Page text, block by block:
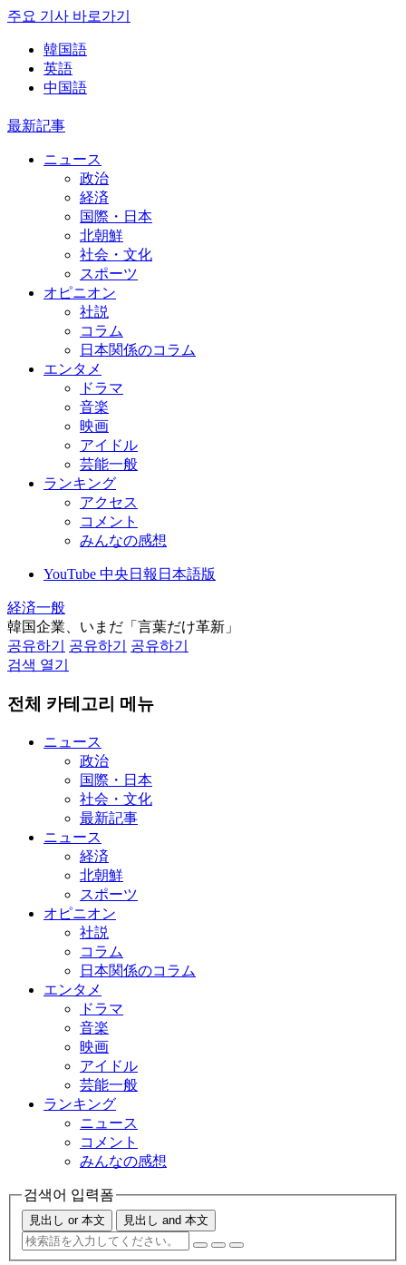
주요 기사 바로가기
韓国語
英語
中国語
最新記事
ニュース
政治
経済
国際・日本
北朝鮮
社会・文化
スポーツ
オピニオン
社説
コラム
日本関係のコラム
エンタメ
ドラマ
音楽
映画
アイドル
芸能一般
ランキング
アクセス
コメント
みんなの感想
YouTube 中央日報日本語版
経済一般
韓国企業、いまだ「言葉だけ革新」
공유하기
공유하기
공유하기
검색 열기
전체 카테고리 메뉴
ニュース
政治
国際・日本
社会・文化
最新記事
ニュース
経済
北朝鮮
スポーツ
オピニオン
社説
コラム
日本関係のコラム
エンタメ
ドラマ
音楽
映画
アイドル
芸能一般
ランキング
ニュース
コメント
みんなの感想
검색어 입력폼
見出し or 本文 見出し and 本文